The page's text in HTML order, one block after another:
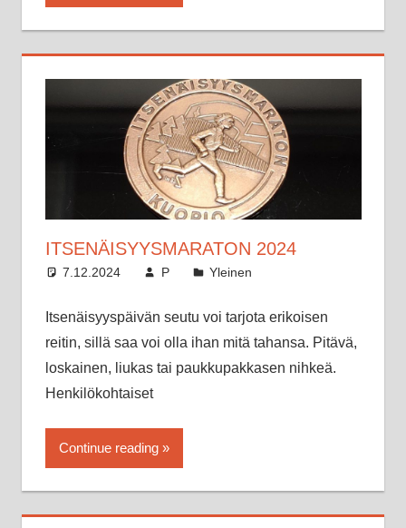
ITSENÄISYYSMARATON 2024
7.12.2024 P Yleinen
Itsenäisyyspäivän seutu voi tarjota erikoisen
reitin, sillä saa voi olla ihan mitä tahansa. Pitävä,
loskainen, liukas tai paukkupakkasen nihkeä.
Henkilökohtaiset
Continue reading